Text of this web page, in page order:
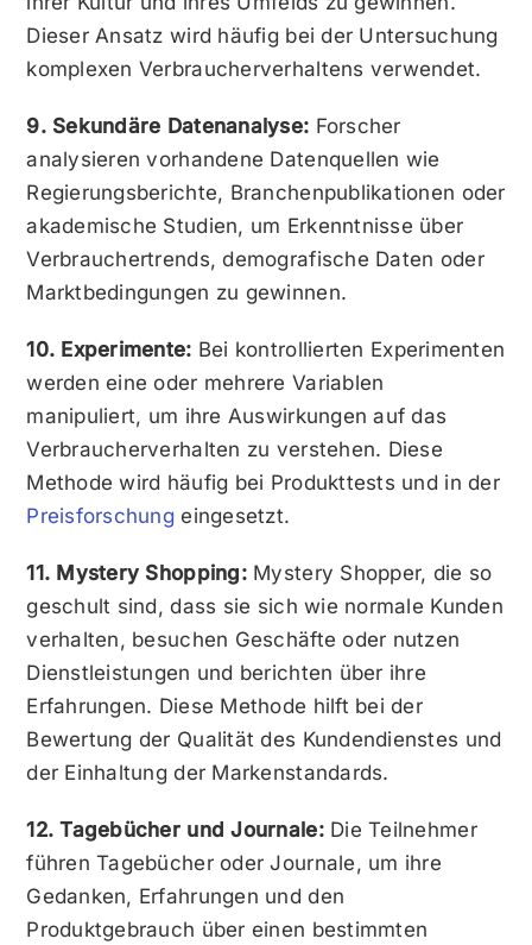
Dieser Ansatz wird häufig bei der Untersuchung
komplexen Verbraucherverhaltens verwendet.
9. Sekundäre Datenanalyse: Forscher
analysieren vorhandene Datenquellen wie
Regierungsberichte, Branchenpublikationen oder
akademische Studien, um Erkenntnisse über
Verbrauchertrends, demografische Daten oder
Marktbedingungen zu gewinnen.
10. Experimente: Bei kontrollierten Experimenten
werden eine oder mehrere Variablen
manipuliert, um ihre Auswirkungen auf das
Verbraucherverhalten zu verstehen. Diese
Methode wird häufig bei Produkttests und in der
Preisforschung eingesetzt.
11. Mystery Shopping: Mystery Shopper, die so
geschult sind, dass sie sich wie normale Kunden
verhalten, besuchen Geschäfte oder nutzen
Dienstleistungen und berichten über ihre
Erfahrungen. Diese Methode hilft bei der
Bewertung der Qualität des Kundendienstes und
der Einhaltung der Markenstandards.
12. Tagebücher und Journale:Die Teilnehmer
führen Tagebücher oder Journale, um ihre
Gedanken, Erfahrungen und den
Produktgebrauch über einen bestimmten